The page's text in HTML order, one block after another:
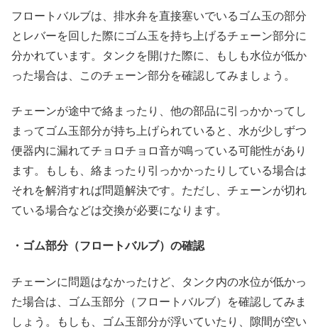
フロートバルブは、排水弁を直接塞いでいるゴム玉の部分
とレバーを回した際にゴム玉を持ち上げるチェーン部分に
分かれています。タンクを開けた際に、もしも水位が低か
った場合は、このチェーン部分を確認してみましょう。
チェーンが途中で絡まったり、他の部品に引っかかってし
まってゴム玉部分が持ち上げられていると、水が少しずつ
便器内に漏れてチョロチョロ音が鳴っている可能性があり
ます。もしも、絡まったり引っかかったりしている場合は
それを解消すれば問題解決です。ただし、チェーンが切れ
ている場合などは交換が必要になります。
・ゴム部分（フロートバルブ）の確認
チェーンに問題はなかったけど、タンク内の水位が低かっ
た場合は、ゴム玉部分（フロートバルブ）を確認してみま
しょう。もしも、ゴム玉部分が浮いていたり、隙間が空い